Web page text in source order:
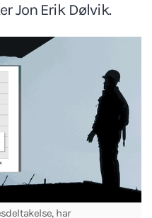
Jon Erik Dølvik.
har